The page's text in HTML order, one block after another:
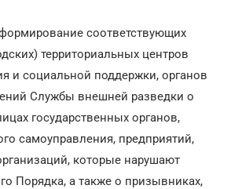
соответствующих
территориальных центров
и социальной поддержки, органов
Службы внешней разведки о
государственных органов,
самоуправления, предприятий,
которые нарушают
Порядка, а также о призывниках,